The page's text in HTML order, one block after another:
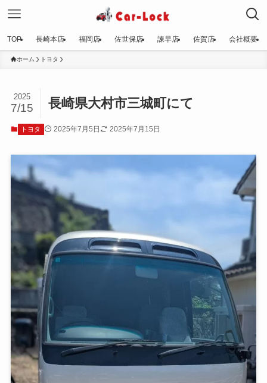
TOP 長崎本店 福岡店 佐世保店 諫早店 佐賀店 会社概要
ホーム トヨタ
長崎県大村市三城町にて
2025
7/15
トヨタ 2025年7月5日 2025年7月15日